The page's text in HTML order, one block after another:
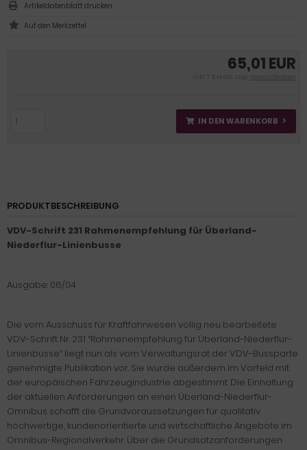
65,01 EUR
inkl. 7 % MwSt. zzgl. Versandkosten
IN DEN WARENKORB
Artikeldatenblatt drucken
PRODUKTBESCHREIBUNG
VDV-Schrift 231 Rahmenempfehlung für Überland-
Niederflur-Linienbusse
Ausgabe: 06/04
Die vom Ausschuss für Kraftfahrwesen völlig neu bearbeitete
VDV-Schrift Nr. 231 “Rahmenempfehlung für Überland-Niederflur-
Linienbusse“ liegt nun als vom Verwaltungsrat der VDV-Bussparte
genehmigte Publikation vor. Sie wurde außerdem im Vorfeld mit
der europäischen Fahrzeugindustrie abgestimmt. Die Einhaltung
der aktuellen Anforderungen an einen Überland-Niederflur-
Omnibus schafft die Grundvoraussetzungen für qualitativ
hochwertige, kundenorientierte und wirtschaftliche Angebote im
Omnibus-Regionalverkehr. Über die Grundsatzanforderungen